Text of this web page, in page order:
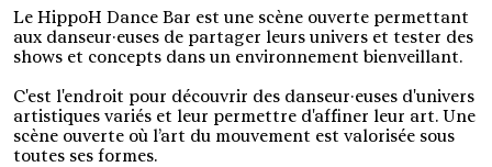
Le HippoH Dance Bar est une scène ouverte permettant
aux danseur·euses de partager leurs univers et tester des
shows et concepts dans un environnement bienveillant.
C'est l'endroit pour découvrir des danseur·euses d'univers
artistiques variés et leur permettre d'affiner leur art. Une
scène ouverte où l’art du mouvement est valorisée sous
toutes ses formes.